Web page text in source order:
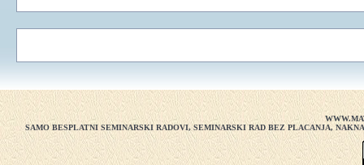
SAMO BESPLATNI SEMINARSKI RADOVI, SEMINARSKI RAD BEZ PLACANJA,